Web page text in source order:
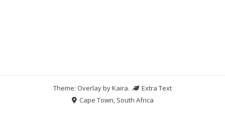
Theme: Overlay byKaira.
Extra Text
Cape Town, South Africa